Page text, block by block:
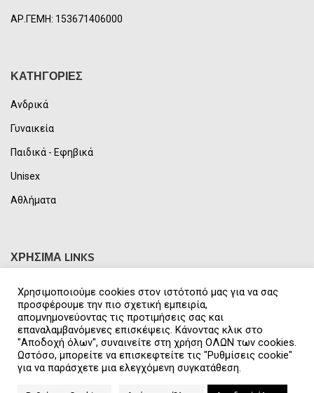
ΑΡ.ΓΕΜΗ: 153671406000
ΚΑΤΗΓΟΡΙΕΣ
Ανδρικά
Γυναικεία
Παιδικά - Εφηβικά
Unisex
Αθλήματα
ΧΡΗΣΙΜΑ LINKS
Επικοινωνία
Αποστολή Προϊόντων
Τρόποι Πληρωμής
Όροι Χρήσης
Χρησιμοποιούμε cookies στον ιστότοπό μας για να σας
προσφέρουμε την πιο σχετική εμπειρία,
απομνημονεύοντας τις προτιμήσεις σας και
επαναλαμβανόμενες επισκέψεις. Κάνοντας κλικ στο
"Αποδοχή όλων", συναινείτε στη χρήση ΟΛΩΝ των cookies.
Ωστόσο, μπορείτε να επισκεφτείτε τις "Ρυθμίσεις cookie"
για να παράσχετε μια ελεγχόμενη συγκατάθεση.